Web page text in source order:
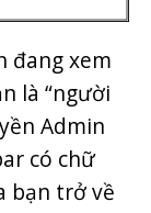
đang xem
là “người
Admin
có chữ
bạn trở về